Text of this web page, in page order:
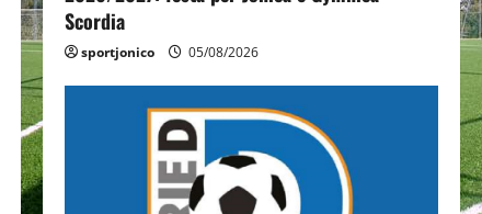
Scordia
sportjonico 05/08/2026